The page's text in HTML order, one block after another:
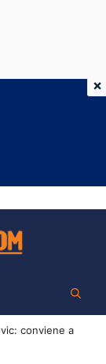
conviene a
×